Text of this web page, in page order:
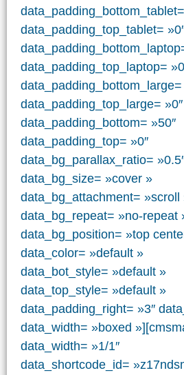
data_padding_top_tablet=
data_padding_top_laptop=
data_padding_bottom_large=
data_padding_top_large= »0″
data_padding_bottom= »50″
data_padding_top= »0″
data_bg_parallax_ratio=
data_bg_size= »cover »
data_bg_attachment= »scroll
data_bg_repeat= »no-repeat
data_bg_position= »top
data_color= »default »
data_bot_style= »default »
data_top_style= »default »
data_padding_right= »3″
data_width= »boxed
data_width= »1/1″
data_shortcode_id=